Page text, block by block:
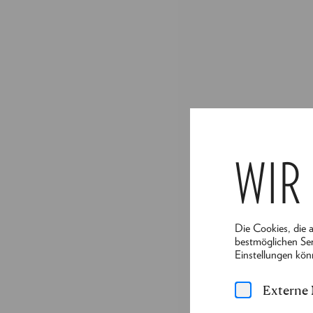
Die Cookies, die
bestmöglichen
Einstellungen
Externe